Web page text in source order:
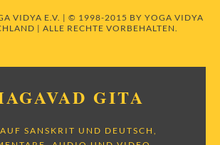
VIDYA E.V. | © 1998-2015 BY YOGA VIDYA
| ALLE RECHTE VORBEHALTEN.
GITA
SANSKRIT UND DEUTSCH,